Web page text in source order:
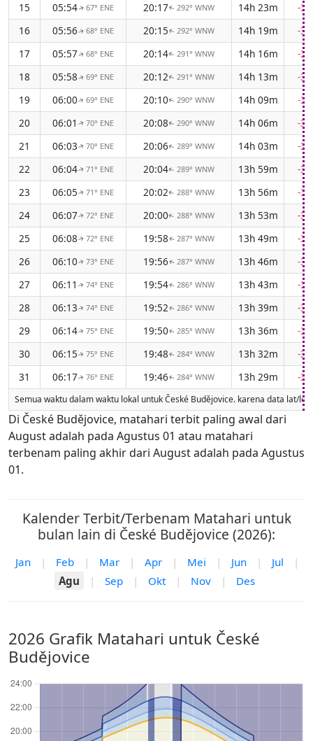
15
05:54↑67° ENE 20:17↑ 292° WNW 14h 23m
-
16
05:56↑68° ENE 20:15↑ 292° WNW 14h 19m
-
17
05:57↑68° ENE 20:14↑ 291° WNW 14h 16m
-
18
05:58↑69° ENE 20:12↑ 291° WNW 14h 13m
-
19
06:00↑69° ENE 20:10↑ 290° WNW 14h 09m
-
20
06:01 ↑70° ENE 20:08↑ 290° WNW 14h 06m
-
21
06:03↑70° ENE 20:06↑ 289° WNW 14h 03m
-
22
06:04↑71° ENE 20:04↑ 289° WNW 13h 59m
-
23
06:05↑71° ENE 20:02↑ 288° WNW 13h 56m
-
24
06:07↑72° ENE 20:00↑ 288° WNW 13h 53m
-
25
06:08↑72° ENE 19:58↑ 287° WNW 13h 49m
-
26
06:10↑73° ENE 19:56↑ 287° WNW 13h 46m
-
27
06:11 ↑ 74° ENE 19:54↑ 286° WNW 13h 43m
-
28
06:13↑ 74° ENE 19:52↑ 286° WNW 13h 39m
-
29
06:14↑ 75° ENE 19:50↑ 285° WNW 13h 36m
-
30
06:15↑ 75° ENE 19:48↑ 284° WNW 13h 32m
-
31
06:17↑ 76° ENE 19:46↑ 284° WNW 13h 29m -
Semua waktu dalam waktu lokal untuk České Budějovice. karena data lat/
Di České Budějovice, matahari terbit paling awal dari
August adalah pada Agustus 01 atau matahari
terbenam paling akhir dari August adalah pada Agustus
01.
Kalender Terbit/Terbenam Matahari untuk
bulan lain di České Budějovice (2026):
Jan | Feb | Mar | Apr | Mei | Jun | Jul
|
Agu
| Sep | Okt | Nov | Des
2026 Grafik Matahari untuk České
Budějovice